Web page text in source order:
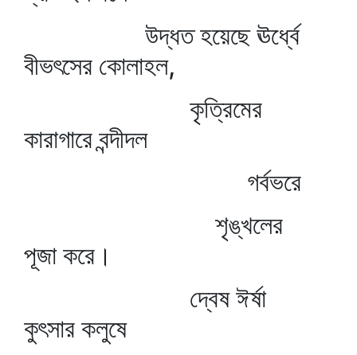
উদ্ধত হয়েছে ঊর্ধ্বে
বীভৎসের কোলাহল,
কৃত্রিমের
কারাগারে বন্দীদল
গর্বভরে
শৃঙ্খলের
পূজা করে।
দ্বেষ ঈর্ষা
কুৎসার কলুষে